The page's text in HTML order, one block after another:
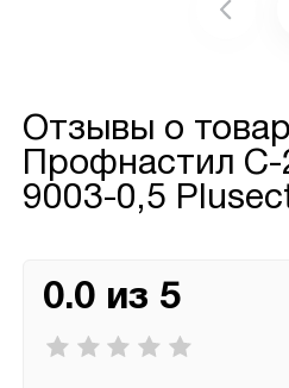
Отзывы о
Профнастил
9003-0,5
0.0 из 5